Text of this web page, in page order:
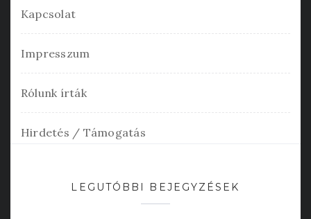
Kapcsolat
Impresszum
Rólunk írták
Hirdetés / Támogatás
LEGUTÓBBI BEJEGYZÉSEK